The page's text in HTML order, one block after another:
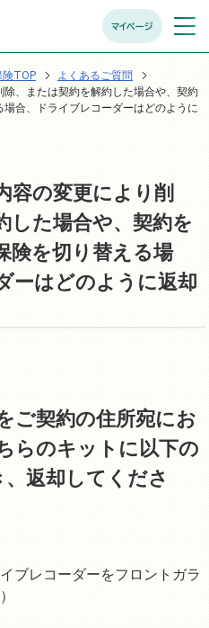
マイページ メニュ
開く
険TOP
よくあるご質問
、または契約を解約した場合や、契約
合、ドライブレコーダーはどのように
容の変更により削
した場合や、契約を
険を切り替える場
ーはどのように返却
ご契約の住所宛にお
らのキットに以下の
返却してくださ
ブレコーダーをフロントガラ